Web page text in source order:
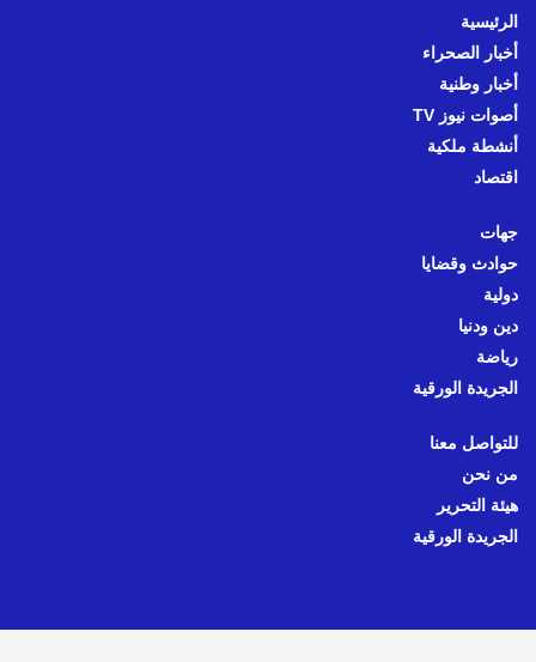
الرئيسية
أخبار الصحراء
أخبار وطنية
أصوات نيوز TV
أنشطة ملكية
اقتصاد
جهات
حوادث وقضايا
دولية
دين ودنيا
رياضة
الجريدة الورقية
للتواصل معنا
من نحن
هيئة التحرير
الجريدة الورقية